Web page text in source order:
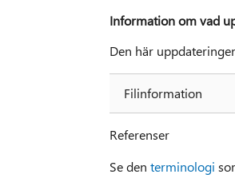
Information om vad
Den här
Filinformation
Referenser
Se den terminologi